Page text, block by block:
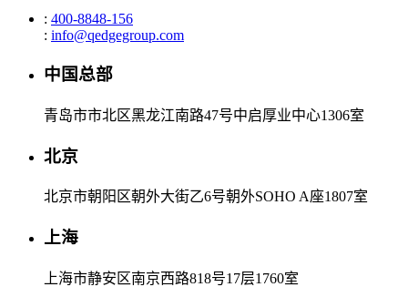
: 400-8848-156
: info@qedgegroup.com
中国总部
青岛市市北区黑龙江南路47号中启厚业中心1306室
北京
北京市朝阳区朝外大街乙6号朝外SOHO A座1807室
上海
上海市静安区南京西路818号17层1760室